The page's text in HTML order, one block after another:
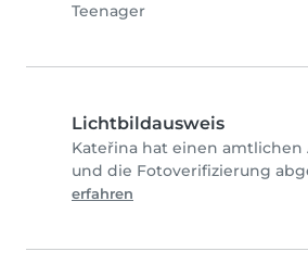
Teenager
Lichtbildausweis
Kateřina hat einen amtlichen
und die Fotoverifizierung
erfahren